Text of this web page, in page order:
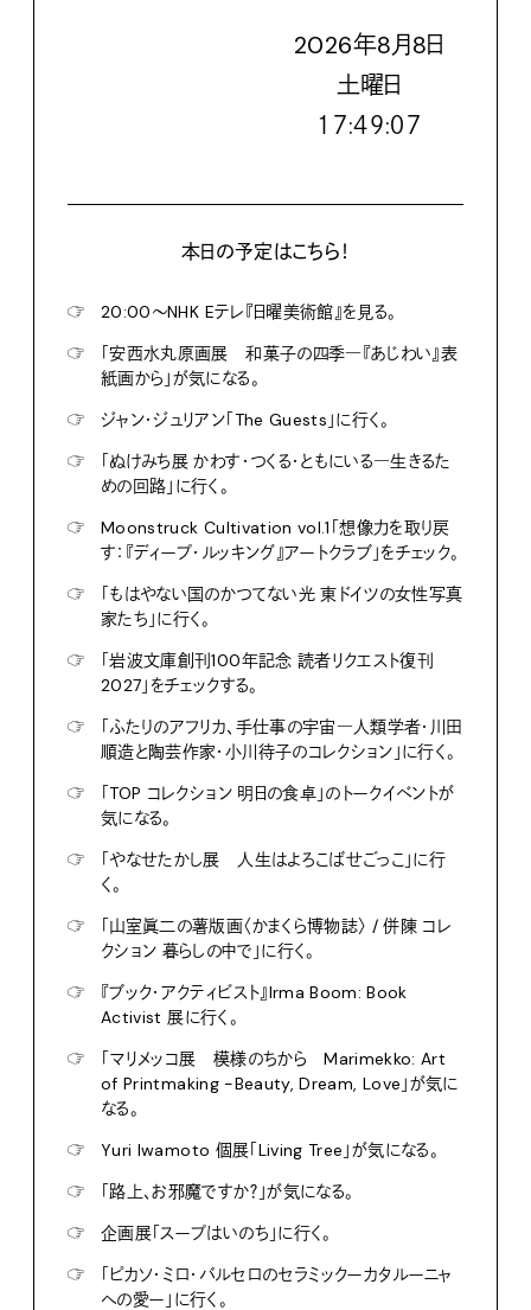
2026年8月8日
土曜日
１７:４９:０９
本日の予定はこちら！
☞
20:00〜NHK Eテレ『日曜美術館』を見る。
☞
「安西水丸原画展 和菓子の四季―『あじわい』表
紙画から」が気になる。
☞
ジャン・ジュリアン「The Guests」に行く。
☞
「ぬけみち展 かわす・つくる・ともにいる―生きるた
めの回路」に行く。
☞
Moonstruck Cultivation vol.1「想像力を取り戻
す：『ディープ・ルッキング』アートクラブ」をチェック。
☞
「もはやない国のかつてない光 東ドイツの女性写真
家たち」に行く。
☞
「岩波文庫創刊100年記念 読者リクエスト復刊
2027」をチェックする。
☞
「ふたりのアフリカ、手仕事の宇宙―人類学者・川田
順造と陶芸作家・小川待子のコレクション」に行く。
☞
「TOP コレクション 明日の食卓」のトークイベントが
気になる。
☞
「やなせたかし展 人生はよろこばせごっこ」に行
く。
☞
「山室眞二の薯版画〈かまくら博物誌〉 / 併陳 コレ
クション 暮らしの中で」に行く。
☞
『ブック・アクティビスト』Irma Boom: Book
Activist 展に行く。
☞
「マリメッコ展 模様のちから Marimekko: Art
of Printmaking -Beauty, Dream, Love」が気に
なる。
☞
Yuri Iwamoto 個展「Living Tree」が気になる。
☞
「路上、お邪魔ですか？」が気になる。
☞
企画展「スープはいのち」に行く。
☞
「ピカソ・ミロ・バルセロのセラミックーカタルーニャ
への愛ー」に行く。